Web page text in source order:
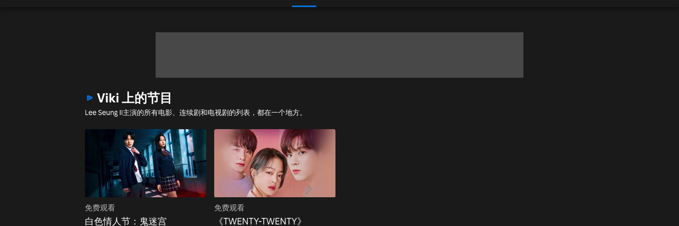
Viki 上的节目
Lee Seung Il主演的所有电影、连续剧和电视剧的列表，都在一个地方。
免费观看
白色情人节：鬼迷宫
免费观看
《TWENTY-TWENTY》